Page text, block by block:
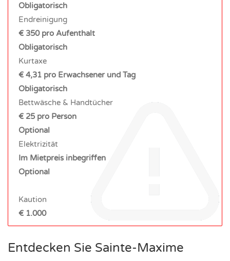
Obligatorisch
Endreinigung
€ 350 pro Aufenthalt
Obligatorisch
Kurtaxe
€ 4,31 pro Erwachsener und Tag
Obligatorisch
Bettwäsche & Handtücher
€ 25 pro Person
Optional
Elektrizität
Im Mietpreis inbegriffen
Optional
Kaution
€ 1.000
Entdecken Sie Sainte-Maxime